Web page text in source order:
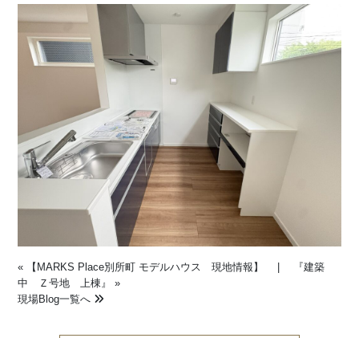
« 【MARKS Place別所町 モデルハウス 現地情報】
『建築
中 Ｚ号地 上棟』
»
現場Blog一覧へ